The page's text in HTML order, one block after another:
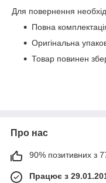
Для повернення
Повна
Оригінальна
Товар повинен
Про нас
90% позитивних з
Працює з